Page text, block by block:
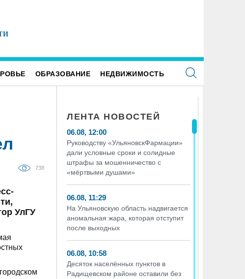
ОБРАЗОВАНИЕ НЕДВИЖИМОСТЬ
738
УлГУ
ЛЕНТА НОВОСТЕЙ
06.08, 12:00
Руководству «УльяновскФармации»
дали условные сроки и солидные
штрафы за мошенничество с
«мёртвыми душами»
06.08, 11:29
На Ульяновскую область надвигается
аномальная жара, которая отступит
после выходных
06.08, 10:58
Десяток населённых пунктов в
Радищевском районе оставили без